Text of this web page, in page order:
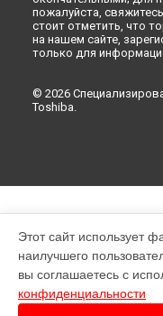
пожалуйста,
стоит отметить, что
на нашем сайте,
только для
© 2026
Toshiba.
Этот сайт использует
наилучшего
вы соглашаетесь с
конфиденциальности